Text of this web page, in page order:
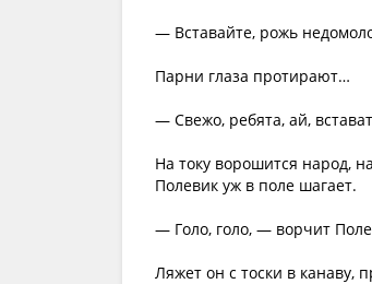
— Вставайте, рожь
Парни глаза протирают…
— Свежо, ребята, ай,
На току ворошится народ,
Полевик уж в поле шагает.
— Голо, голо, — ворчит
Ляжет он с тоски в канаву,